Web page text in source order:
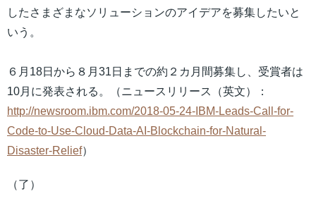
したさまざまなソリューションのアイデアを募集したいと
いう。
６月18日から８月31日までの約２カ月間募集し、受賞者は
10月に発表される。（ニュースリリース（英文）：
http://newsroom.ibm.com/2018-05-24-IBM-Leads-Call-for-
Code-to-Use-Cloud-Data-AI-Blockchain-for-Natural-
Disaster-Relief）
（了）